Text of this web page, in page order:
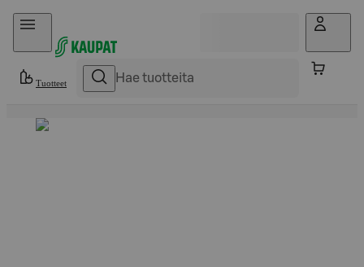
Hyppää sisältöön
Tuotteet